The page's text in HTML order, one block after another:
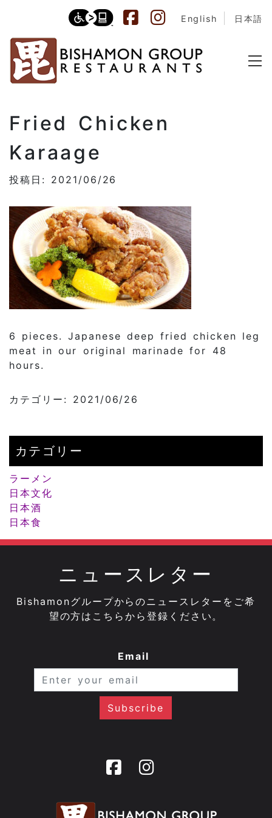
English 日本語
Fried Chicken
Karaage
投稿日: 2021/06/26
6 pieces. Japanese deep fried chicken leg
meat in our original marinade for 48
hours.
カテゴリー: 2021/06/26
カテゴリー
ラーメン
日本文化
日本酒
日本食
ニュースレター
Bishamonグループからのニュースレターをご希
望の方はこちらから登録ください。
Email